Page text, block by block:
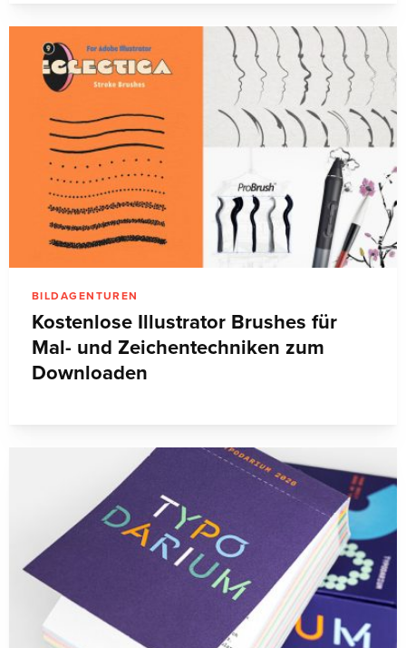
BILDAGENTUREN
Kostenlose Illustrator Brushes für
Mal- und Zeichentechniken zum
Downloaden